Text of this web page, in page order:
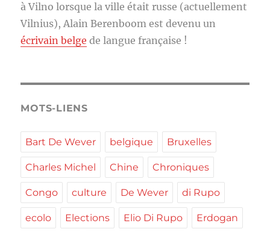
à Vilno lorsque la ville était russe (actuellement
Vilnius), Alain Berenboom est devenu un
écrivain belge de langue française !
MOTS-LIENS
Bart De Wever belgique Bruxelles
Charles Michel Chine Chroniques
Congo culture De Wever di Rupo
ecolo Elections Elio Di Rupo Erdogan